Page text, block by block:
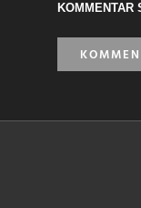
KOMMENTAR